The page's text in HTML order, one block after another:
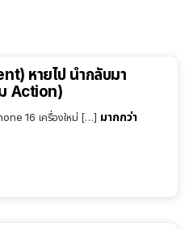
หายไป นำกลับมา
Action)
16 เครื่องใหม่ […] มากกว่า